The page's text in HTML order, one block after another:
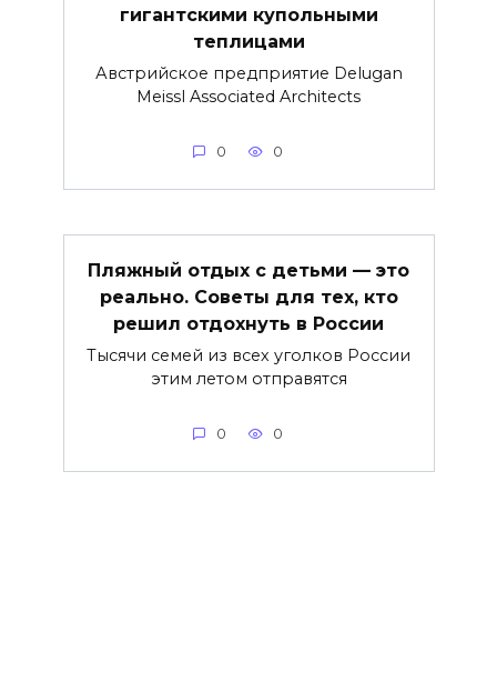
гигантскими купольными
теплицами
Австрийское предприятие Delugan
Meissl Associated Architects
0 0
Пляжный отдых с детьми — это
реально. Советы для тех, кто
решил отдохнуть в России
Тысячи семей из всех уголков России
этим летом отправятся
0 0